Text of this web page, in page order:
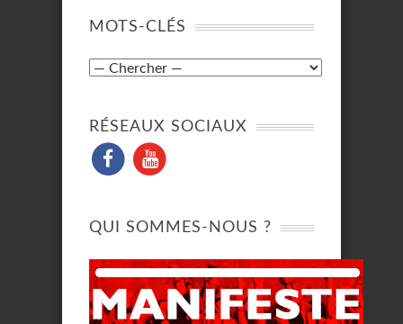
MOTS-CLÉS
RÉSEAUX SOCIAUX
QUI SOMMES-NOUS ?